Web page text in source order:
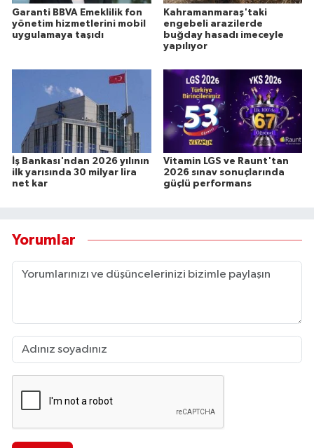
Garanti BBVA Emeklilik fon
yönetim hizmetlerini mobil
uygulamaya taşıdı
Kahramanmaraş'taki
engebeli arazilerde
buğday hasadı imeceyle
yapılıyor
İş Bankası'ndan 2026 yılının
ilk yarısında 30 milyar lira
net kar
Vitamin LGS ve Raunt'tan
2026 sınav sonuçlarında
güçlü performans
Yorumlar